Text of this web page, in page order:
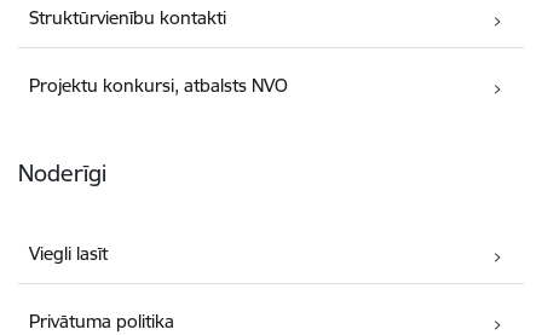
Struktūrvienību kontakti
Projektu konkursi, atbalsts NVO
Noderīgi
Viegli lasīt
Privātuma politika